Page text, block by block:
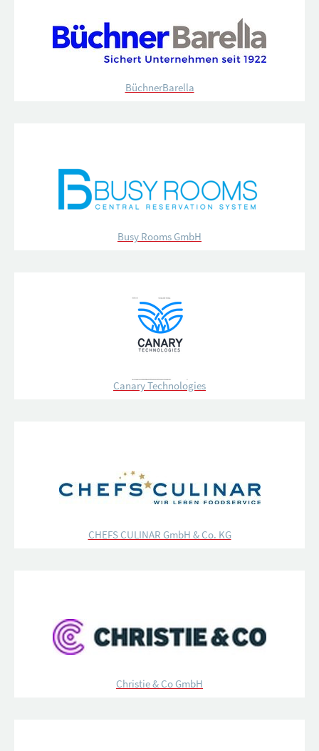
BüchnerBarella
Busy Rooms GmbH
Canary Technologies
CHEFS CULINAR GmbH & Co. KG
Christie & Co GmbH